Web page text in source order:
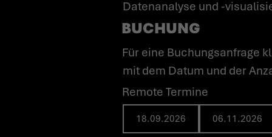
Datenanalyse und -
BUCHUNG
Für eine Buchungsanfrage klicken Sie einfach auf den gewünschten Termin und schreiben uns eine E-Mail
mit dem Datum und der
Remote Termine
18.09.2026 06.11.2026